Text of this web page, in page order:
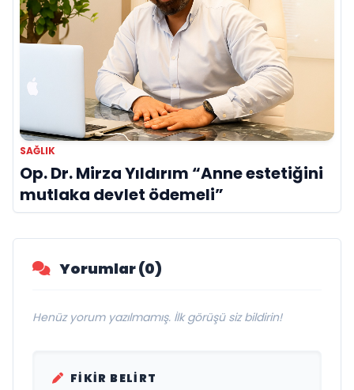
SAĞLIK
Op. Dr. Mirza Yıldırım “Anne estetiğini
mutlaka devlet ödemeli”
Yorumlar (0)
Henüz yorum yazılmamış. İlk görüşü siz bildirin!
FIKIR BELIRT